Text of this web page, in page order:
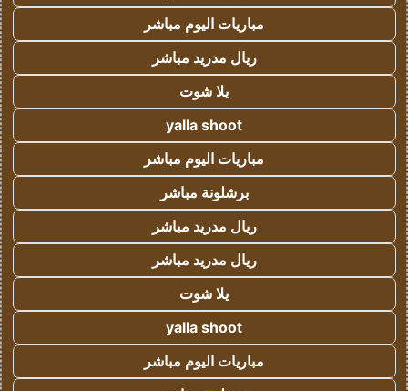
مباريات اليوم مباشر
ريال مدريد مباشر
يلا شوت
yalla shoot
مباريات اليوم مباشر
برشلونة مباشر
ريال مدريد مباشر
ريال مدريد مباشر
يلا شوت
yalla shoot
مباريات اليوم مباشر